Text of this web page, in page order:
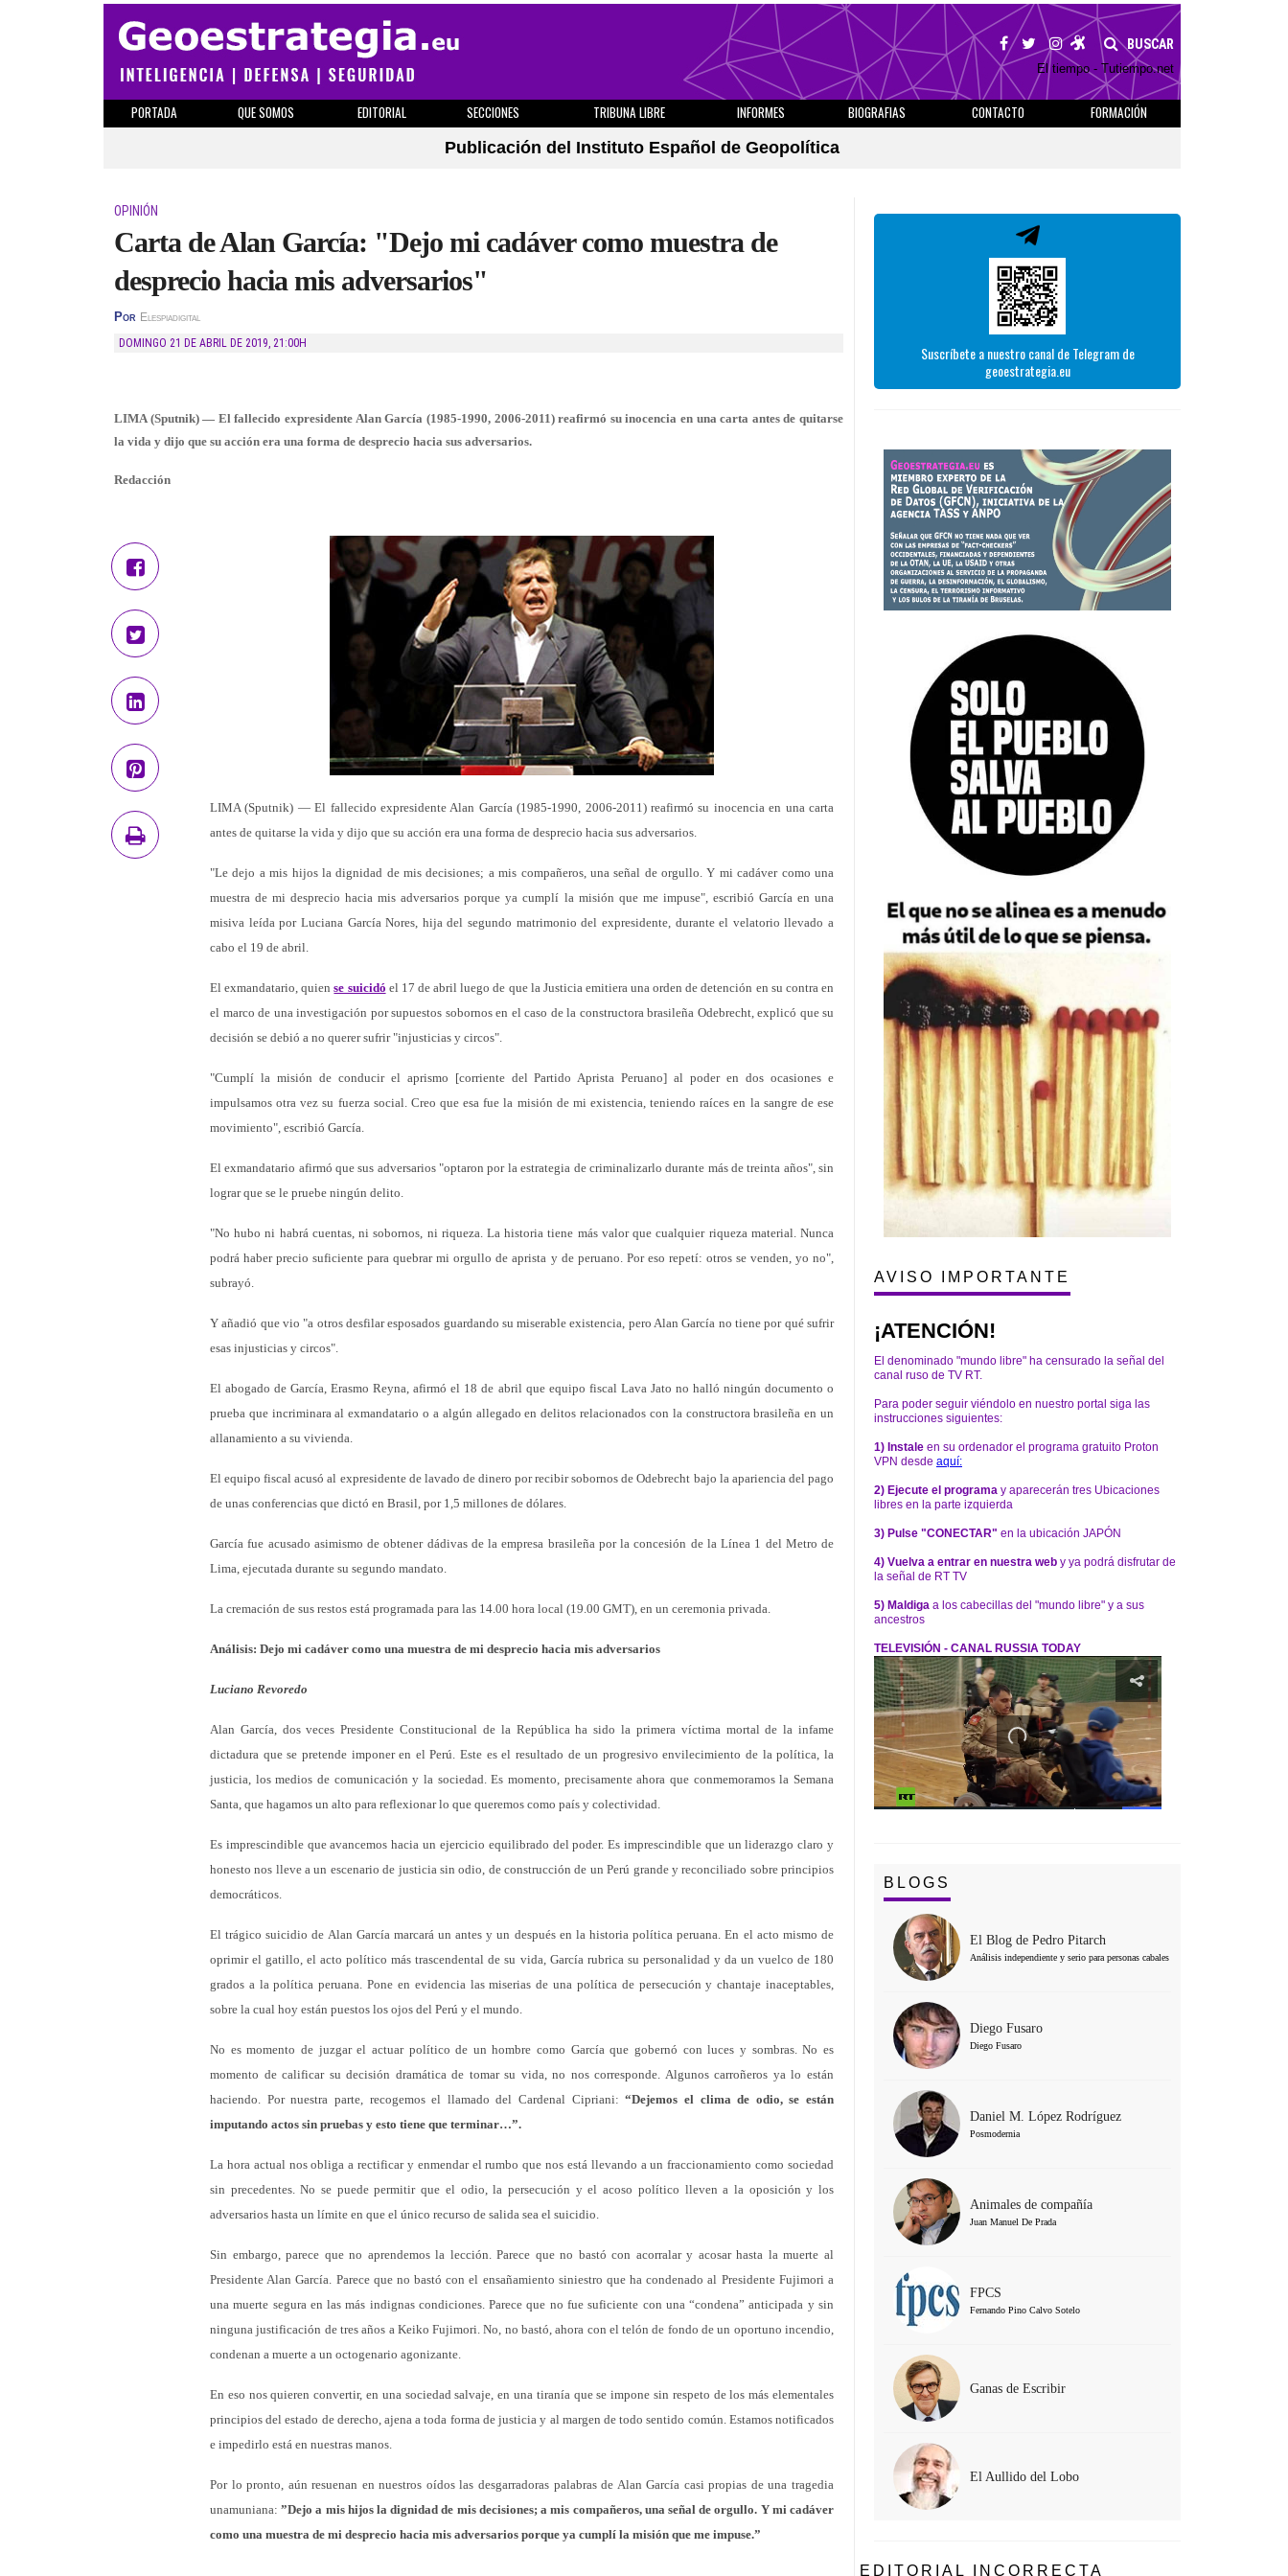
BUSCAR
El tiempo - Tutiempo.net
PORTADA QUE SOMOS EDITORIAL SECCIONES TRIBUNA LIBRE INFORMES BIOGRAFIAS CONTACTO
FORMACIÓN
Publicación del Instituto Español de Geopolítica
OPINIÓN
Carta de Alan García: "Dejo mi cadáver como muestra de
desprecio hacia mis adversarios"
Por Elespiadigital
DOMINGO 21 DE ABRIL DE 2019, 21:00H
LIMA (Sputnik) — El fallecido expresidente Alan García (1985-1990, 2006-2011) reafirmó su inocencia en una carta antes de quitarse
la vida y dijo que su acción era una forma de desprecio hacia sus adversarios.
Redacción
LIMA (Sputnik) — El fallecido expresidente Alan García (1985-1990, 2006-2011) reafirmó su inocencia en una carta
antes de quitarse la vida y dijo que su acción era una forma de desprecio hacia sus adversarios.
"Le dejo a mis hijos la dignidad de mis decisiones; a mis compañeros, una señal de orgullo. Y mi cadáver como una
muestra de mi desprecio hacia mis adversarios porque ya cumplí la misión que me impuse", escribió García en una
misiva leída por Luciana García Nores, hija del segundo matrimonio del expresidente, durante el velatorio llevado a
cabo el 19 de abril.
El exmandatario, quiense suicidó el 17 de abril luego de que la Justicia emitiera una orden de detención en su contra en
el marco de una investigación por supuestos sobornos en el caso de la constructora brasileña Odebrecht, explicó que su
decisión se debió a no querer sufrir "injusticias y circos".
"Cumplí la misión de conducir el aprismo [corriente del Partido Aprista Peruano] al poder en dos ocasiones e
impulsamos otra vez su fuerza social. Creo que esa fue la misión de mi existencia, teniendo raíces en la sangre de ese
movimiento", escribió García.
El exmandatario afirmó que sus adversarios "optaron por la estrategia de criminalizarlo durante más de treinta años", sin
lograr que se le pruebe ningún delito.
"No hubo ni habrá cuentas, ni sobornos, ni riqueza. La historia tiene más valor que cualquier riqueza material. Nunca
podrá haber precio suficiente para quebrar mi orgullo de aprista y de peruano. Por eso repetí: otros se venden, yo no",
subrayó.
Y añadió que vio "a otros desfilar esposados guardando su miserable existencia, pero Alan García no tiene por qué sufrir
esas injusticias y circos".
El abogado de García, Erasmo Reyna, afirmó el 18 de abril que equipo fiscal Lava Jato no halló ningún documento o
prueba que incriminara al exmandatario o a algún allegado en delitos relacionados con la constructora brasileña en un
allanamiento a su vivienda.
El equipo fiscal acusó al expresidente de lavado de dinero por recibir sobornos de Odebrecht bajo la apariencia del pago
de unas conferencias que dictó en Brasil, por 1,5 millones de dólares.
García fue acusado asimismo de obtener dádivas de la empresa brasileña por la concesión de la Línea 1 del Metro de
Lima, ejecutada durante su segundo mandato.
La cremación de sus restos está programada para las 14.00 hora local (19.00 GMT), en un ceremonia privada.
Análisis: Dejo mi cadáver como una muestra de mi desprecio hacia mis adversarios
Luciano Revoredo
Alan García, dos veces Presidente Constitucional de la República ha sido la primera víctima mortal de la infame
dictadura que se pretende imponer en el Perú. Este es el resultado de un progresivo envilecimiento de la política, la
justicia, los medios de comunicación y la sociedad. Es momento, precisamente ahora que conmemoramos la Semana
Santa, que hagamos un alto para reflexionar lo que queremos como país y colectividad.
Es imprescindible que avancemos hacia un ejercicio equilibrado del poder. Es imprescindible que un liderazgo claro y
honesto nos lleve a un escenario de justicia sin odio, de construcción de un Perú grande y reconciliado sobre principios
democráticos.
El trágico suicidio de Alan García marcará un antes y un después en la historia política peruana. En el acto mismo de
oprimir el gatillo, el acto político más trascendental de su vida, García rubrica su personalidad y da un vuelco de 180
grados a la política peruana. Pone en evidencia las miserias de una política de persecución y chantaje inaceptables,
sobre la cual hoy están puestos los ojos del Perú y el mundo.
No es momento de juzgar el actuar político de un hombre como García que gobernó con luces y sombras. No es
momento de calificar su decisión dramática de tomar su vida, no nos corresponde. Algunos carroñeros ya lo están
haciendo. Por nuestra parte, recogemos el llamado del Cardenal Cipriani:“Dejemos el clima de odio, se están
imputando actos sin pruebas y esto tiene que terminar…”.
La hora actual nos obliga a rectificar y enmendar el rumbo que nos está llevando a un fraccionamiento como sociedad
sin precedentes. No se puede permitir que el odio, la persecución y el acoso político lleven a la oposición y los
adversarios hasta un límite en que el único recurso de salida sea el suicidio.
Sin embargo, parece que no aprendemos la lección. Parece que no bastó con acorralar y acosar hasta la muerte al
Presidente Alan García. Parece que no bastó con el ensañamiento siniestro que ha condenado al Presidente Fujimori a
una muerte segura en las más indignas condiciones. Parece que no fue suficiente con una “condena” anticipada y sin
ninguna justificación de tres años a Keiko Fujimori. No, no bastó, ahora con el telón de fondo de un oportuno incendio,
condenan a muerte a un octogenario agonizante.
En eso nos quieren convertir, en una sociedad salvaje, en una tiranía que se impone sin respeto de los más elementales
principios del estado de derecho, ajena a toda forma de justicia y al margen de todo sentido común. Estamos notificados
e impedirlo está en nuestras manos.
Por lo pronto, aún resuenan en nuestros oídos las desgarradoras palabras de Alan García casi propias de una tragedia
unamuniana:”Dejo a mis hijos la dignidad de mis decisiones; a mis compañeros, una señal de orgullo. Y mi cadáver
como una muestra de mi desprecio hacia mis adversarios porque ya cumplí la misión que me impuse.”
Suscríbete a nuestro canal de Telegram de
geoestrategia.eu
AVISO IMPORTANTE
¡ATENCIÓN!
El denominado "mundo libre" ha censurado la señal del
canal ruso de TV RT.
Para poder seguir viéndolo en nuestro portal siga las
instrucciones siguientes:
1) Instale en su ordenador el programa gratuito Proton
VPN desde aquí:
2) Ejecute el programa y aparecerán tres Ubicaciones
libres en la parte izquierda
3) Pulse "CONECTAR" en la ubicación JAPÓN
4) Vuelva a entrar en nuestra web y ya podrá disfrutar de
la señal de RT TV
5) Maldiga a los cabecillas del "mundo libre" y a sus
ancestros
TELEVISIÓN - CANAL RUSSIA TODAY
BLOGS
El Blog de Pedro Pitarch
Análisis independiente y serio para personas cabales
Diego Fusaro
Diego Fusaro
Daniel M. López Rodríguez
Posmodernia
Animales de compañía
Juan Manuel De Prada
FPCS
Fernando Pino Calvo Sotelo
Ganas de Escribir
El Aullido del Lobo
EDITORIAL INCORRECTA